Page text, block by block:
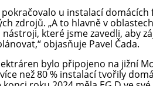
pokračovalo u instalací
zdrojů. „A to hlavně v
nástroji, které jsme zavedli, aby
objasňuje Pavel Čada.
bylo připojeno na jižní
než 80 % instalací tvořily